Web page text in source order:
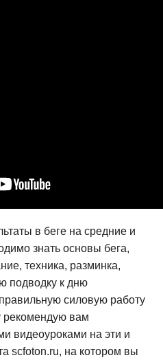
в беге на средние и
знать основы бега,
техника, разминка,
подводку к дню
силовую работу
рекомендую вам
видеоуроками на эти и
scfoton.ru, на котором вы